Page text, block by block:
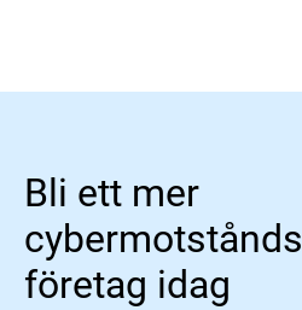
Bli ett mer
företag idag